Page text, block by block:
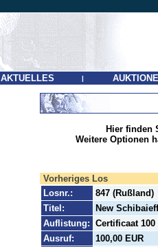
AKTUELLES |
Hier finden
Weitere Optionen
Vorheriges Los
Losnr.:
847 (Rußland)
Titel:
New
Auflistung: Certificaat 100
Ausruf:
100,00 EUR